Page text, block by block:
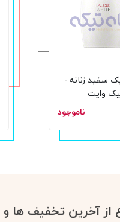
سفید زنانه -
وایت
ناموجود
از آخرین تخفیف ها